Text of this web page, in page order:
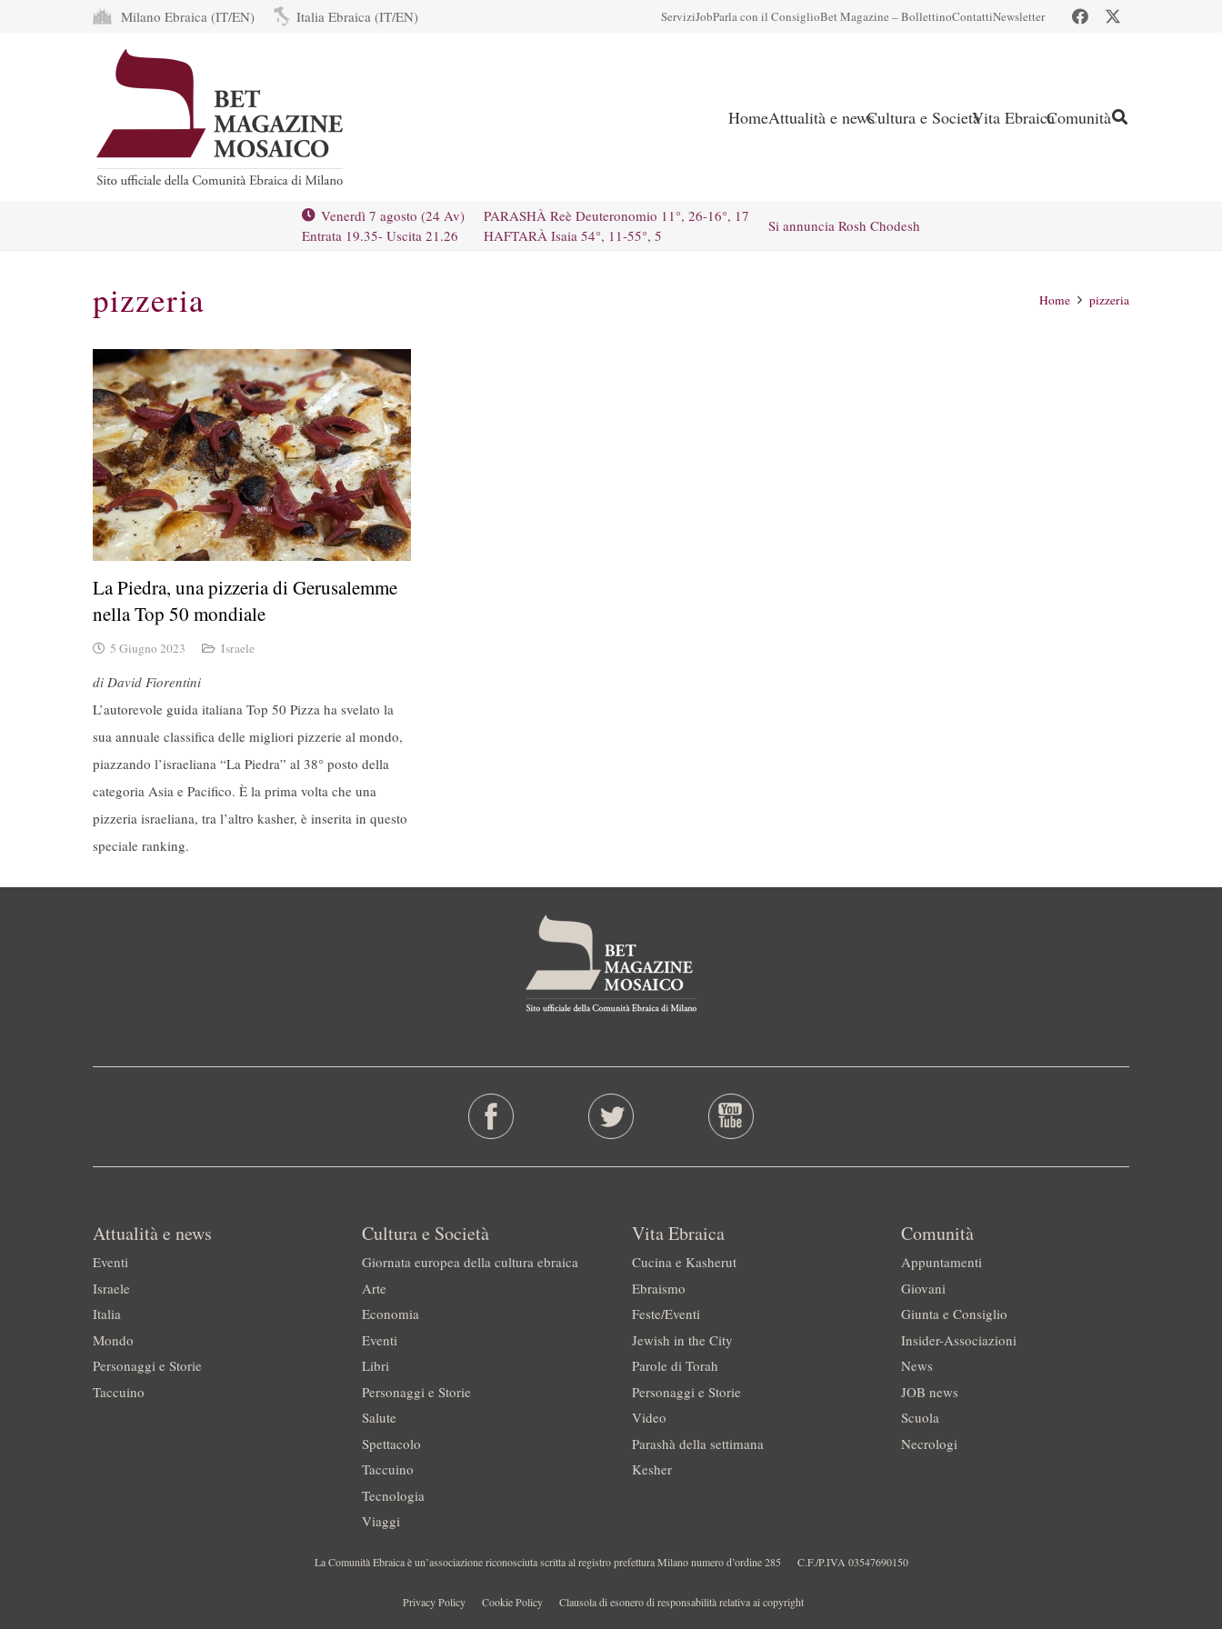
Milano Ebraica (IT/EN) Italia Ebraica (IT/EN) ServiziJobParla con il ConsiglioBet Magazine – BollettinoContattiNewsletter
HomeAttualità e newsCultura e SocietàVita EbraicaComunità
Venerdì 7 agosto (24 Av)
Entrata 19.35- Uscita 21.26
PARASHÀ Reè Deuteronomio 11°, 26-16°, 17
HAFTARÀ Isaia 54°, 11-55°, 5
Si annuncia Rosh Chodesh
pizzeria Home pizzeria
La Piedra, una pizzeria di Gerusalemme
nella Top 50 mondiale
5 Giugno 2023 Israele
di David Fiorentini
L’autorevole guida italiana Top 50 Pizza ha svelato la
sua annuale classifica delle migliori pizzerie al mondo,
piazzando l’israeliana “La Piedra” al 38° posto della
categoria Asia e Pacifico. È la prima volta che una
pizzeria israeliana, tra l’altro kasher, è inserita in questo
speciale ranking.
Attualità e news
Eventi
Israele
Italia
Mondo
Personaggi e Storie
Taccuino
Cultura e Società
Giornata europea della cultura ebraica
Arte
Economia
Eventi
Libri
Personaggi e Storie
Salute
Spettacolo
Taccuino
Tecnologia
Viaggi
Vita Ebraica
Cucina e Kasherut
Ebraismo
Feste/Eventi
Jewish in the City
Parole di Torah
Personaggi e Storie
Video
Parashà della settimana
Kesher
Comunità
Appuntamenti
Giovani
Giunta e Consiglio
Insider-Associazioni
News
JOB news
Scuola
Necrologi
La Comunità Ebraica è un’associazione riconosciuta scritta al registro prefettura Milano numero d’ordine 285 C.F./P.IVA 03547690150
Privacy Policy Cookie Policy Clausola di esonero di responsabilità relativa ai copyright